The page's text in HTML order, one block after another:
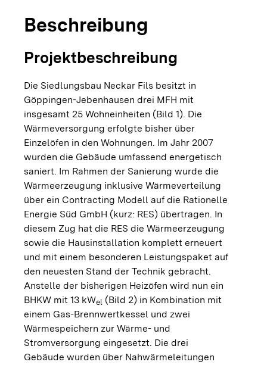
Beschreibung
Projektbeschreibung
Die Siedlungsbau Neckar Fils besitzt in
Göppingen-Jebenhausen drei MFH mit
insgesamt 25 Wohneinheiten (Bild 1). Die
Wärmeversorgung erfolgte bisher über
Einzelöfen in den Wohnungen. Im Jahr 2007
wurden die Gebäude umfassend energetisch
saniert. Im Rahmen der Sanierung wurde die
Wärmeerzeugung inklusive Wärmeverteilung
über ein Contracting Modell auf die Rationelle
Energie Süd GmbH (kurz: RES) übertragen. In
diesem Zug hat die RES die Wärmeerzeugung
sowie die Hausinstallation komplett erneuert
und mit einem besonderen Leistungspaket auf
den neuesten Stand der Technik gebracht.
Anstelle der bisherigen Heizöfen wird nun ein
BHKW mit 13 kWel (Bild 2) in Kombination mit
einem Gas-Brennwertkessel und zwei
Wärmespeichern zur Wärme- und
Stromversorgung eingesetzt. Die drei
Gebäude wurden über Nahwärmeleitungen